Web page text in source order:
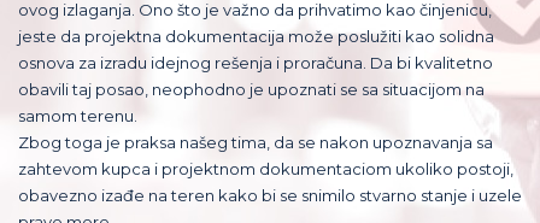
ovog izlaganja. Ono što je važno da prihvatimo kao činjenicu,
jeste da projektna dokumentacija može poslužiti kao solidna
osnova za izradu idejnog rešenja i proračuna. Da bi kvalitetno
obavili taj posao, neophodno je upoznati se sa situacijom na
samom terenu.
Zbog toga je praksa našeg tima, da se nakon upoznavanja sa
zahtevom kupca i projektnom dokumentaciom ukoliko postoji,
obavezno izađe na teren kako bi se snimilo stvarno stanje i uzele